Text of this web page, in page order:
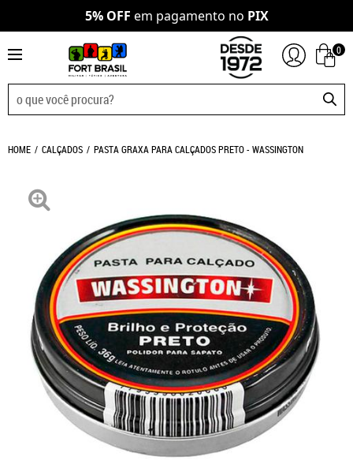
5% OFF em pagamento no PIX
0
HOME CALÇADOS PASTA GRAXA PARA CALÇADOS PRETO - WASSINGTON